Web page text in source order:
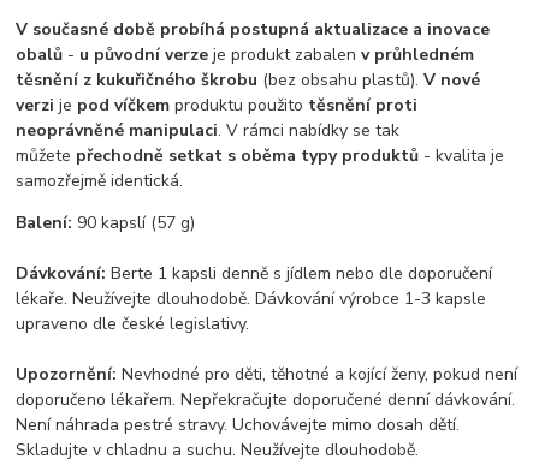
V současné době probíhá postupná aktualizace a inovace
obalů - u původní verze je produkt zabalenv průhledném
těsnění z kukuřičného škrobu (bez obsahu plastů).V nové
verzi je pod víčkem produktu použito těsnění proti
neoprávněné manipulaci. V rámci nabídky se tak
můžete přechodně setkat s oběma typy produktů - kvalita je
samozřejmě identická.
Balení: 90 kapslí (57 g)
Dávkování:Berte 1 kapsli denně s jídlem nebo dle doporučení
lékaře. Neužívejte dlouhodobě. Dávkování výrobce 1-3 kapsle
upraveno dle české legislativy.
Upozornění: Nevhodné pro děti, těhotné a kojící ženy, pokud není
doporučeno lékařem. Nepřekračujte doporučené denní dávkování.
Není náhrada pestré stravy. Uchovávejte mimo dosah dětí.
Skladujte v chladnu a suchu. Neužívejte dlouhodobě.